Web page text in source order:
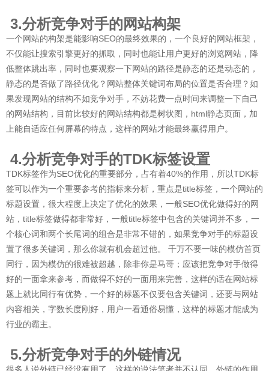
3.分析竞争对手的网站构架
一个网站的构架是能影响SEO的最终效果的，一个良好的网站框架，
不仅能让搜索引擎更好的抓取，同时也能让用户更好的浏览网站，降
低整体跳出率，同时也要观察一下网站的路径是静态的还是动态的，
静态的是否做了路径优化？网站整体关键词布局的位置是否合理？如
果发现网站的结构不如竞争对手，不妨花费一点时间来调整一下自己
的网站结构，目前比较好的网站结构都是树状图，html静态页面，加
上能自适应任何屏幕的特点，这样的网站才能最终赢得用户。
4.分析竞争对手的TDK标签设置
TDK标签作为SEO优化的重要部分，占有着40%的作用，所以TDK标
签可以作为一个重要参考的指标来分析，重点是title标签，一个网站的
标题设置，很大程度上决定了优化的效果，一般SEO优化做得好的网
站，title标签做得都非常好，一般title标签中包含的关键词并不多，一
个核心词和两个长尾词的组合是非常不错的，如果竞争对手的标题设
置了很多关键词，那么你就有机会超过他。 千万不要一味的模仿首页
同行，因为模仿的很难被超越，除非你是马哥；应该把竞争对手做得
好的一面拿来参考，而做得不好的一面用来完善，这样的话在网站标
题上就比同行有优势，一个好的标题不仅要包含关键词，还要与网站
内容相关，字数长度刚好，用户一看通俗易懂，这样的标题才能成为
行业的霸主。
5.分析竞争对手的外链情况